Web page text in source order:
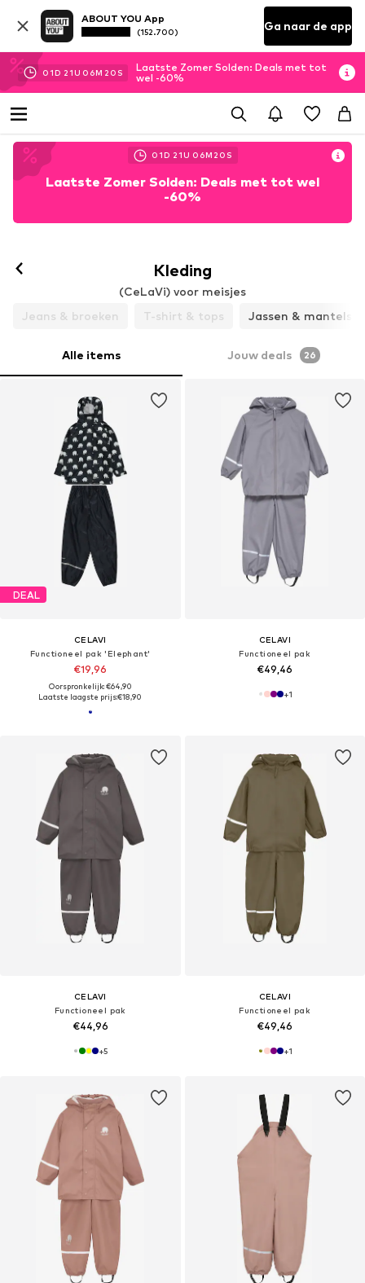
ABOUT YOU App
(152.700) Ga naar de app
01D 21U 06M 19 S
Laatste Zomer Solden: Deals met tot
wel -60%
01D 21U 06M 19 S
Laatste Zomer Solden: Deals met tot wel
-60%
Kleding
(CeLaVi) voor meisjes
Jeans & broeken
T-shirt & tops Jassen & mantels
Alle items Jouw deals 26
DEAL
CELAVI
Functioneel pak 'Elephant'
€19,96
Oorspronkelijk: €64,90
Laatste laagste prijs:€18,90
CELAVI
Functioneel pak
€49,46
+1
CELAVI
Functioneel pak
€44,96
+5
CELAVI
Functioneel pak
€49,46
+1